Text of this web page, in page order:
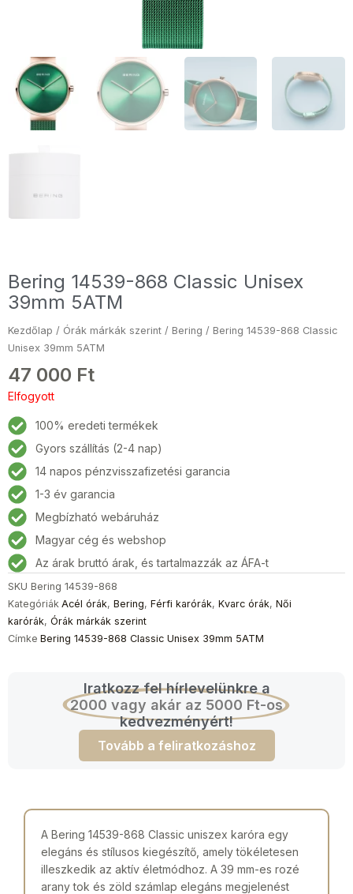
Bering 14539-868 Classic Unisex
39mm 5ATM
Kezdőlap / Órák márkák szerint / Bering / Bering 14539-868 Classic
Unisex 39mm 5ATM
47 000 Ft
Elfogyott
100% eredeti termékek
Gyors szállítás (2-4 nap)
14 napos pénzvisszafizetési garancia
1-3 év garancia
Megbízható webáruház
Magyar cég és webshop
Az árak bruttó árak, és tartalmazzák az ÁFA-t
SKU Bering 14539-868
Kategóriák Acél órák, Bering, Férfi karórák, Kvarc órák, Női
karórák, Órák márkák szerint
Címke Bering 14539-868 Classic Unisex 39mm 5ATM
Iratkozz fel hírlevelünkre a
2000 vagy akár az 5000 Ft-os
kedvezményért!
Tovább a feliratkozáshoz
A Bering 14539-868 Classic uniszex karóra egy
elegáns és stílusos kiegészítő, amely tökéletesen
illeszkedik az aktív életmódhoz. A 39 mm-es rozé
arany tok és zöld számlap elegáns megjelenést